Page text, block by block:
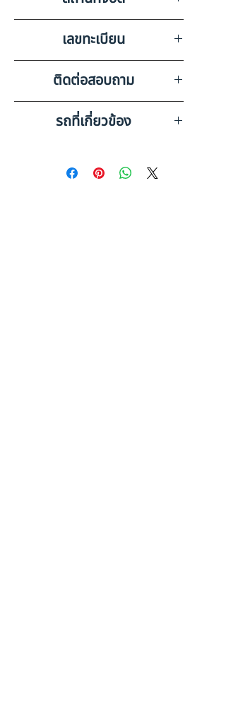
บริษัท สยามอินเตอร์การประมูล
จำกัด นครราชสีมา
เลขทะเบียน
3ฒท 2867 กรุงเทพมหานคร
ติดต่อสอบถาม
เบอร์ติดต่อฝ่ายขาย 098-253-
5968 หรือ 061-386-4375
รถที่เกี่ยวข้อง
(2022) HO10-6620658